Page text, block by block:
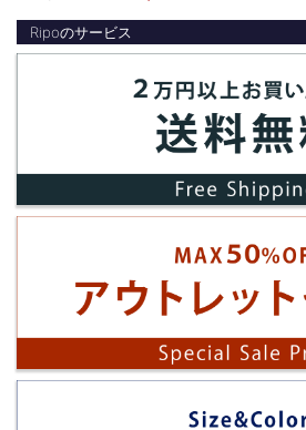
Ripoのサービス